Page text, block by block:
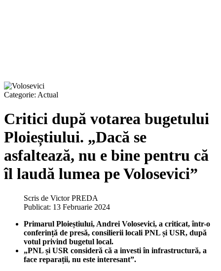
Categorie: Actual
Critici după votarea bugetului
Ploieștiului. „Dacă se
asfaltează, nu e bine pentru că
îl laudă lumea pe Volosevici”
Scris de Victor PREDA
Publicat: 13 Februarie 2024
Primarul Ploieștiului, Andrei Volosevici, a criticat, într-o
conferință de presă, consilierii locali PNL și USR, după
votul privind bugetul local.
„PNL și USR consideră că a investi în infrastructură, a
face reparații, nu este interesant”.